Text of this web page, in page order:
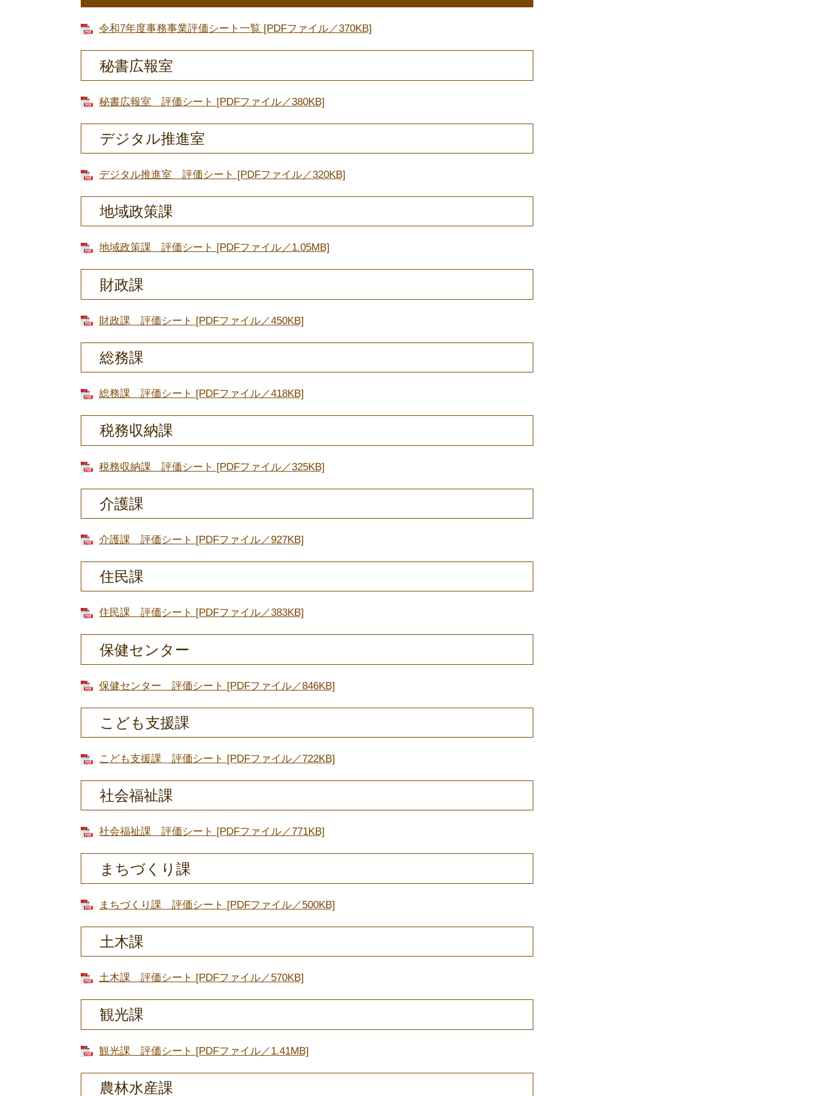
令和7年度事務事業評価シート一覧 [PDFファイル／370KB]
秘書広報室
秘書広報室 評価シート [PDFファイル／380KB]
デジタル推進室
デジタル推進室 評価シート [PDFファイル／320KB]
地域政策課
地域政策課 評価シート [PDFファイル／1.05MB]
財政課
財政課 評価シート [PDFファイル／450KB]
総務課
総務課 評価シート [PDFファイル／418KB]
税務収納課
税務収納課 評価シート [PDFファイル／325KB]
介護課
介護課 評価シート [PDFファイル／927KB]
住民課
住民課 評価シート [PDFファイル／383KB]
保健センター
保健センター 評価シート [PDFファイル／846KB]
こども支援課
こども支援課 評価シート [PDFファイル／722KB]
社会福祉課
社会福祉課 評価シート [PDFファイル／771KB]
まちづくり課
まちづくり課 評価シート [PDFファイル／500KB]
土木課
土木課 評価シート [PDFファイル／570KB]
観光課
観光課 評価シート [PDFファイル／1.41MB]
農林水産課